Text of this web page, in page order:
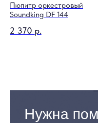
Пюпитр оркестровый
Soundking DF 144
2 370 р.
Нужна